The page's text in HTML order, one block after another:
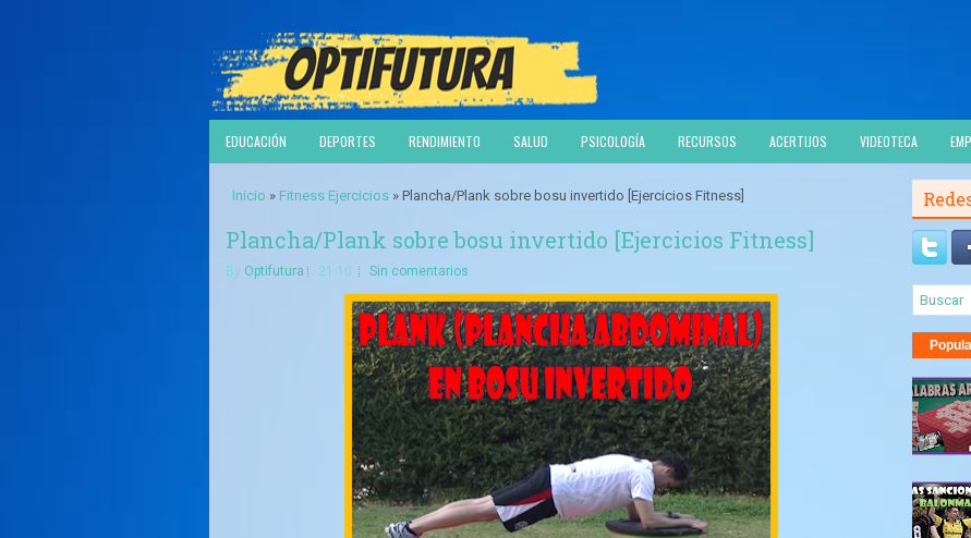
EDUCACIÓN DEPORTES RENDIMIENTO SALUD PSICOLOGÍA RECURSOS ACERTIJOS VIDEOTECA
Inicio » Fitness Ejercicios » Plancha/Plank sobre bosu invertido [Ejercicios Fitness]
Plancha/Plank sobre bosu invertido [Ejercicios Fitness]
By Optifutura 21:10 Sin comentarios